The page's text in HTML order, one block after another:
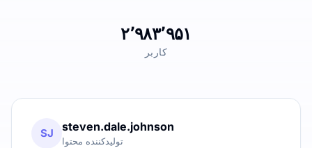
۲٬۹۸۳٬۹۵۱
کاربر
SJ steven.dale.johnson
تولیدکننده محتوا